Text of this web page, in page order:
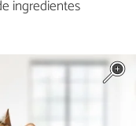
ingredientes